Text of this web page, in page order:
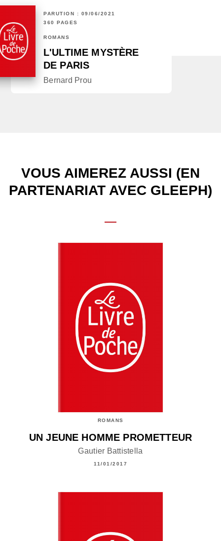
PARUTION : 09/06/2021
360 PAGES
ROMANS
L'ULTIME MYSTÈRE
DE PARIS
Bernard Prou
VOUS AIMEREZ AUSSI (EN
PARTENARIAT AVEC GLEEPH)
ROMANS
UN JEUNE HOMME PROMETTEUR
Gautier Battistella
11/01/2017